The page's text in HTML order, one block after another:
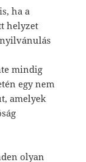
ha a
helyzet
mindig
egy nem
amelyek
olyan